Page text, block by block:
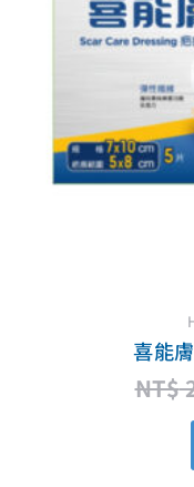
喜能
NT$